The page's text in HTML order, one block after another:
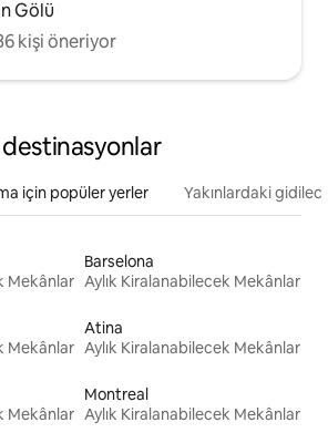
Gölü
kişi öneriyor
için popüler yerler Yakınlardaki
Mekânlar
Barselona
Aylık Kiralanabilecek Mekânlar
Mekânlar
Atina
Aylık Kiralanabilecek Mekânlar
Mekânlar
Montreal
Aylık Kiralanabilecek Mekânlar